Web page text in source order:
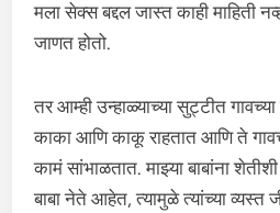
मला सेक्स बद्दल जास्त काही माहिती
जाणत होतो.
तर आम्ही उन्हाळ्याच्या सुट्टीत
काका आणि काकू राहतात आणि ते
कामं सांभाळतात. माझ्या बाबांना
बाबा नेते आहेत, त्यामुळे त्यांच्या